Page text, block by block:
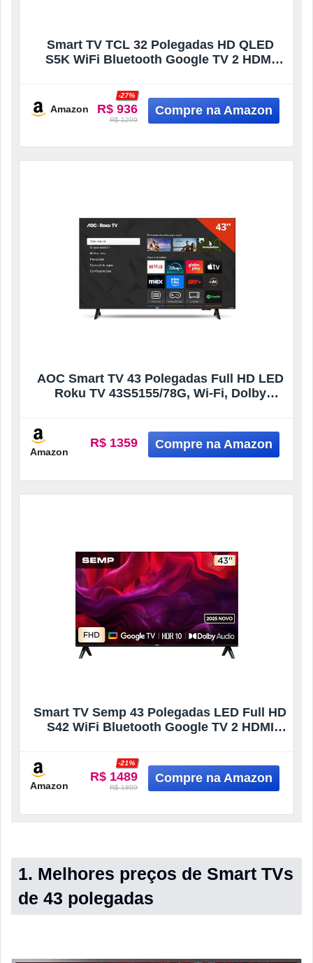
Smart TV TCL 32 Polegadas HD QLED
S5K WiFi Bluetooth Google TV 2 HDMI
Amazon R$ 936
-27%
R$ 1299
AOC Smart TV 43 Polegadas Full HD LED
Roku TV 43S5155/78G, Wi-Fi, Dolby
Amazon
R$ 1359
Smart TV Semp 43 Polegadas LED Full HD
S42 WiFi Bluetooth Google TV 2 HDMI
Amazon
R$ 1489
-21%
R$ 1899
1. Melhores preços de Smart TVs
de 43 polegadas